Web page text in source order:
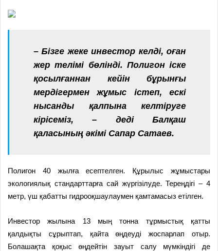
– Бізге жеке инвестор келді, оған
жер телімі бөлінді. Полигон іске
қосылғаннан кейін бұрынғы
мердігермен жұмыс істеп, ескі
нысанды қалпына келтіруге
кірісеміз, – деді Балқаш
қаласының әкімі Сапар Сатаев.
Полигон 40 жылға есептелген. Құрылыс жұмыстары
экологиялық стандарттарға сай жүргізілуде. Тереңдігі – 4
метр, үш қабатты гидрооқшаулаумен қамтамасыз етілген.
Инвестор жылына 13 мың тонна тұрмыстық қатты
қалдықты сұрыптап, қайта өңдеуді жоспарлап отыр.
Болашақта қоқыс өңдейтін зауыт салу мүмкіндігі де